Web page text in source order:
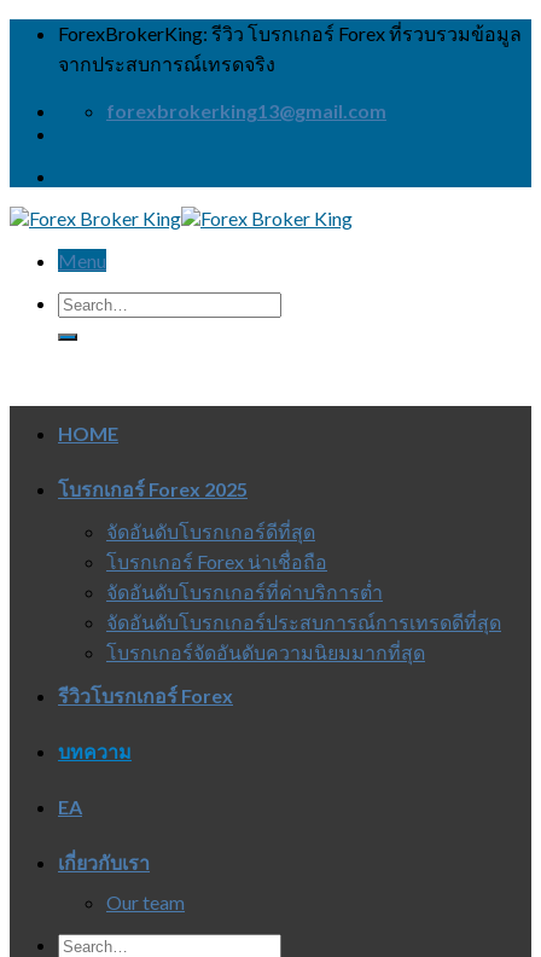
Skip
content
ForexBrokerKing: รีวิว โบรกเกอร์ Forex ที่รวบรวมข้อมูล
จากประสบการณ์เทรดจริง
forexbrokerking13@gmail.com
Menu
HOME
โบรกเกอร์ Forex 2025
จัดอันดับโบรกเกอร์ดีที่สุด
โบรกเกอร์ Forex น่าเชื่อถือ
จัดอันดับโบรกเกอร์ที่ค่าบริการต่ำ
จัดอันดับโบรกเกอร์ประสบการณ์การเทรดดีที่สุด
โบรกเกอร์จัดอันดับความนิยมมากที่สุด
รีวิวโบรกเกอร์ Forex
บทความ
EA
เกี่ยวกับเรา
Our team